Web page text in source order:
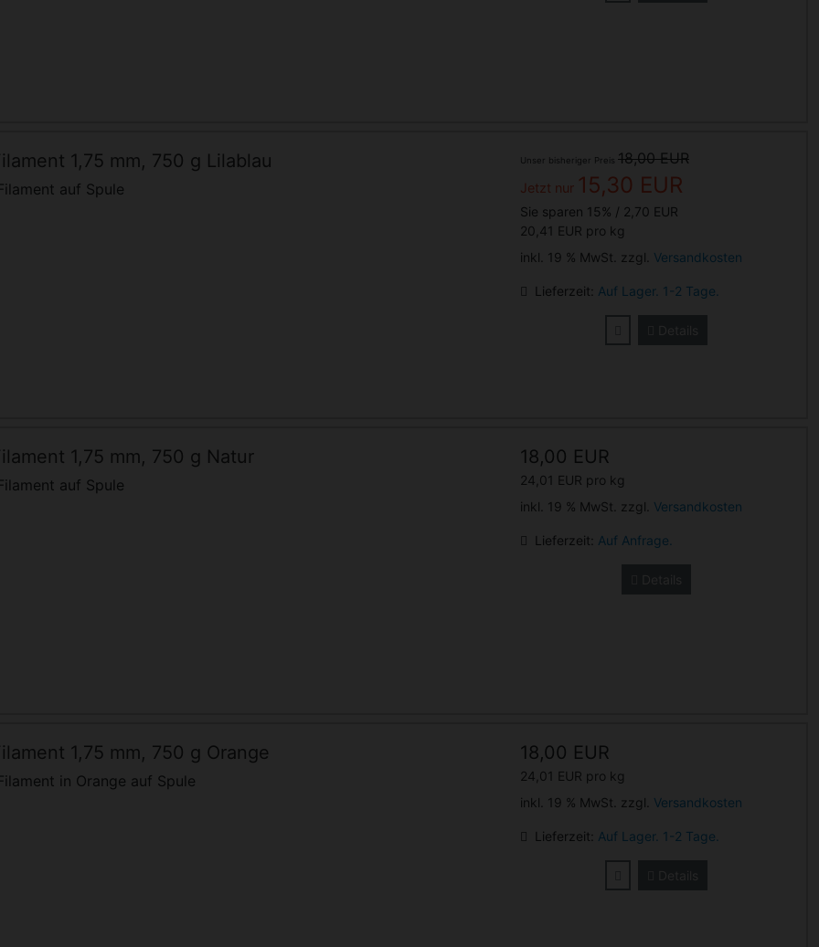
1,75 mm, 750 g Lilablau
auf Spule
Unser bisheriger Preis 18,00 EUR
Jetzt nur 15,30 EUR
Sie sparen 15% / 2,70 EUR
20,41 EUR pro kg
inkl. 19 % MwSt. zzgl. Versandkosten
Lieferzeit: Auf Lager. 1-2 Tage.
1,75 mm, 750 g Natur
auf Spule
18,00 EUR
24,01 EUR pro kg
inkl. 19 % MwSt. zzgl. Versandkosten
Lieferzeit: Auf Anfrage.
1,75 mm, 750 g Orange
in Orange auf Spule
18,00 EUR
24,01 EUR pro kg
inkl. 19 % MwSt. zzgl. Versandkosten
Lieferzeit: Auf Lager. 1-2 Tage.